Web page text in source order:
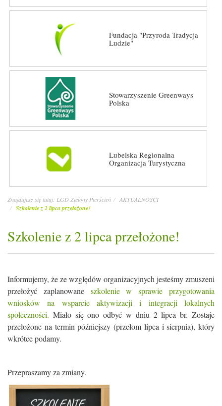
Fundacja "Przyroda Tradycja
Ludzie"
Stowarzyszenie Greenways
Polska
Lubelska Regionalna
Organizacja Turystyczna
Znajdujesz się tutaj: LGD Zielony Pierścień AKTUALNOŚCI
Szkolenie z 2 lipca przełożone!
Szkolenie z 2 lipca przełożone!
Informujemy, że ze względów organizacyjnych jesteśmy zmuszeni
przełożyć zaplanowane szkolenie w sprawie przygotowania
wniosków na wsparcie aktywizacji i integracji lokalnych
społeczności. Miało się ono odbyć w dniu 2 lipca br. Zostaje
przełożone na termin późniejszy (przełom lipca i sierpnia), który
wkrótce podamy.
Przepraszamy za zmiany.